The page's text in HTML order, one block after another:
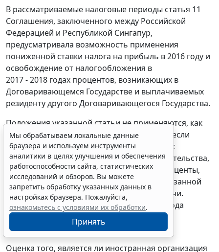
В рассматриваемые налоговые периоды статья 11
Соглашения, заключенного между Российской
Федерацией и Республикой Сингапур,
предусматривала возможность применения
пониженной ставки налога на прибыль в 2016 году и
освобождение от налогообложения в
2017 - 2018 годах процентов, возникающих в
Договаривающемся Государстве и выплачиваемых
резиденту другого Договаривающегося Государства.
Положения указанной статьи не применяются, как
следует из пункта 6 статьи 11 Соглашения, если
основной целью любого лица, связанного с
созданием или передачей долгового обязательства,
в отношении которого выплачиваются проценты,
было получение льгот в соответствии с указанной
статьей путем такого создания или передачи.
Обязательным условием у получателя дохода
является наличие фактического права на
причитающиеся ему проценты.
Оценка того, является ли иностранная организация
Мы обрабатываем локальные данные
браузера и используем инструменты
аналитики в целях улучшения и обеспечения
работоспособности сайта, статистических
исследований и обзоров. Вы можете
запретить обработку указанных данных в
настройках браузера. Пожалуйста,
ознакомьтесь с условиями их обработки.
Принять